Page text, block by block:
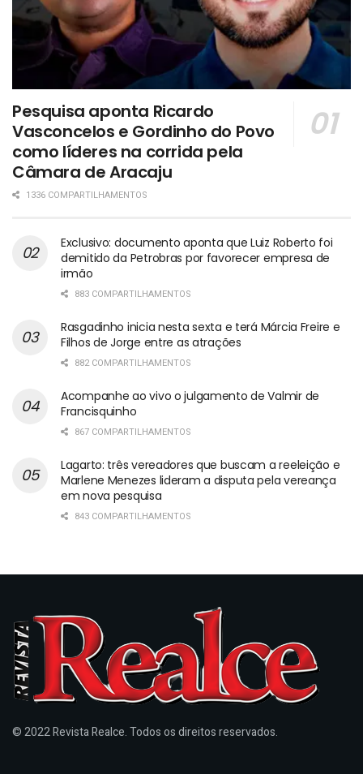
Pesquisa aponta Ricardo
Vasconcelos e Gordinho do Povo
como líderes na corrida pela
Câmara de Aracaju
1336 COMPARTILHAMENTOS
Exclusivo: documento aponta que Luiz Roberto foi
demitido da Petrobras por favorecer empresa de
irmão
883 COMPARTILHAMENTOS
Rasgadinho inicia nesta sexta e terá Márcia Freire e
Filhos de Jorge entre as atrações
882 COMPARTILHAMENTOS
Acompanhe ao vivo o julgamento de Valmir de
Francisquinho
867 COMPARTILHAMENTOS
Lagarto: três vereadores que buscam a reeleição e
Marlene Menezes lideram a disputa pela vereança
em nova pesquisa
843 COMPARTILHAMENTOS
© 2022 Revista Realce. Todos os direitos reservados.